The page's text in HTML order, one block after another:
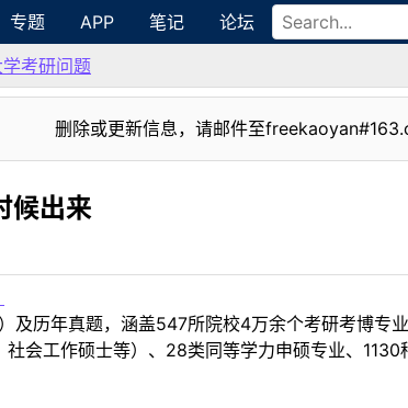
专题 APP 笔记 论坛
考研问题
删除或更新信息，请邮件至
候出来
及历年真题，涵盖547所院校4万余个考研考博专
会工作硕士等）、28类同等学力申硕专业、1130